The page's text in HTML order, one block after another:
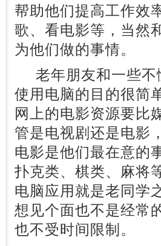
帮助他们提高工作效
歌、看电影等，当然
为他们做的事情。
老年朋友和一些不
使用电脑的目的很简
网上的电影资源要比
管是电视剧还是电影
电影是他们最在意的
扑克类、棋类、麻将
电脑应用就是老同学
想见个面也不是经常
也不受时间限制。